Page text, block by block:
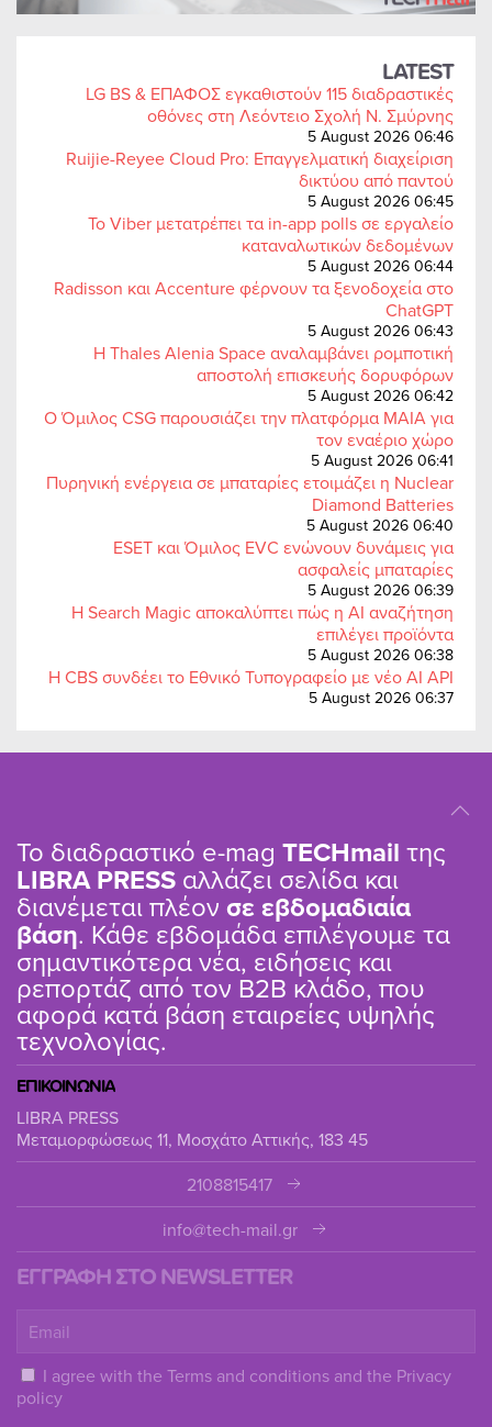
LATEST
LG BS & ΕΠΑΦΟΣ εγκαθιστούν 115 διαδραστικές
οθόνες στη Λεόντειο Σχολή Ν. Σμύρνης
5 August 2026 06:46
Ruijie-Reyee Cloud Pro: Επαγγελματική διαχείριση
δικτύου από παντού
5 August 2026 06:45
Το Viber μετατρέπει τα in-app polls σε εργαλείο
καταναλωτικών δεδομένων
5 August 2026 06:44
Radisson και Accenture φέρνουν τα ξενοδοχεία στο
ChatGPT
5 August 2026 06:43
Η Thales Alenia Space αναλαμβάνει ρομποτική
αποστολή επισκευής δορυφόρων
5 August 2026 06:42
Ο Όμιλος CSG παρουσιάζει την πλατφόρμα MAIA για
τον εναέριο χώρο
5 August 2026 06:41
Πυρηνική ενέργεια σε μπαταρίες ετοιμάζει η Nuclear
Diamond Batteries
5 August 2026 06:40
ESET και Όμιλος EVC ενώνουν δυνάμεις για
ασφαλείς μπαταρίες
5 August 2026 06:39
Η Search Magic αποκαλύπτει πώς η AI αναζήτηση
επιλέγει προϊόντα
5 August 2026 06:38
Η CBS συνδέει το Εθνικό Τυπογραφείο με νέο AI API
5 August 2026 06:37
Το διαδραστικό e-mag TΕCHmail της
LIBRA PRESS αλλάζει σελίδα και
διανέμεται πλέον σε εβδομαδιαία
βάση. Κάθε εβδομάδα επιλέγουμε τα
σημαντικότερα νέα, ειδήσεις και
ρεπορτάζ από τον B2B κλάδο, που
αφορά κατά βάση εταιρείες υψηλής
τεχνολογίας.
ΕΠΙΚΟΙΝΩΝΙΑ
LIBRA PRESS
Μεταμορφώσεως 11, Μοσχάτο Αττικής, 183 45
2108815417
info@tech-mail.gr
ΕΓΓΡΑΦΗ ΣΤΟ NEWSLETTER
I agree with the Terms and conditions and the Privacy
policy